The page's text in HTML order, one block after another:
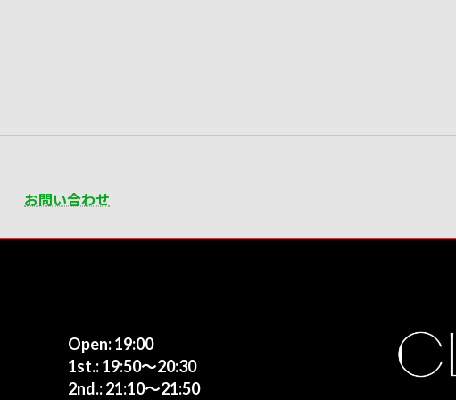
お問い合わせ
Open: 19:00
1st.: 19:50〜20:30
2nd.: 21:10〜21:50